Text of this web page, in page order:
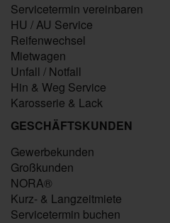
Servicetermin vereinbaren
HU / AU Service
Reifenwechsel
Mietwagen
Unfall / Notfall
Hin & Weg Service
Karosserie & Lack
GESCHÄFTSKUNDEN
Gewerbekunden
Großkunden
NORA®
Kurz- & Langzeitmiete
Servicetermin buchen